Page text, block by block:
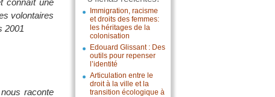
Immigration, racisme
et droits des femmes:
les héritages de la
colonisation
Edouard Glissant : Des
outils pour repenser
l’identité
Articulation entre le
droit à la ville et la
transition écologique à
connaît une
volontaires
2001
raconte